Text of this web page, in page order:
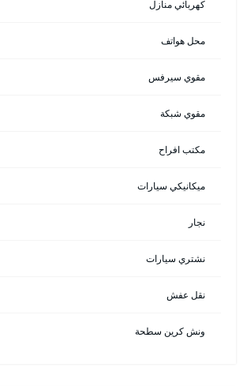
كهربائي منازل
محل هواتف
مقوي سيرفس
مقوي شبكة
مكتب افراح
ميكانيكي سيارات
نجار
نشتري سيارات
نقل عفش
ونش كرين سطحة